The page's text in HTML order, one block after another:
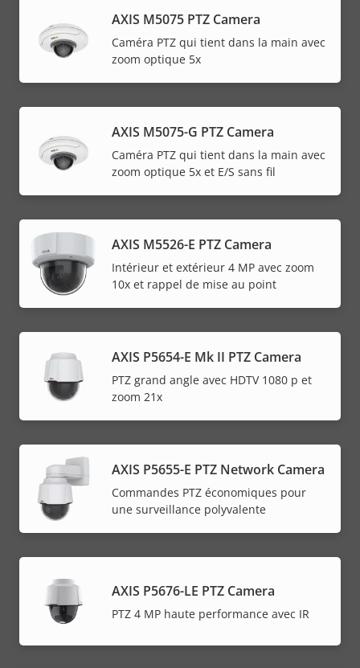
AXIS M5075 PTZ Camera
Caméra PTZ qui tient dans la main avec
zoom optique 5x
AXIS M5075-G PTZ Camera
Caméra PTZ qui tient dans la main avec
zoom optique 5x et E/S sans fil
AXIS M5526-E PTZ Camera
Intérieur et extérieur 4 MP avec zoom
10x et rappel de mise au point
AXIS P5654-E Mk II PTZ Camera
PTZ grand angle avec HDTV 1080 p et
zoom 21x
AXIS P5655-E PTZ Network Camera
Commandes PTZ économiques pour
une surveillance polyvalente
AXIS P5676-LE PTZ Camera
PTZ 4 MP haute performance avec IR